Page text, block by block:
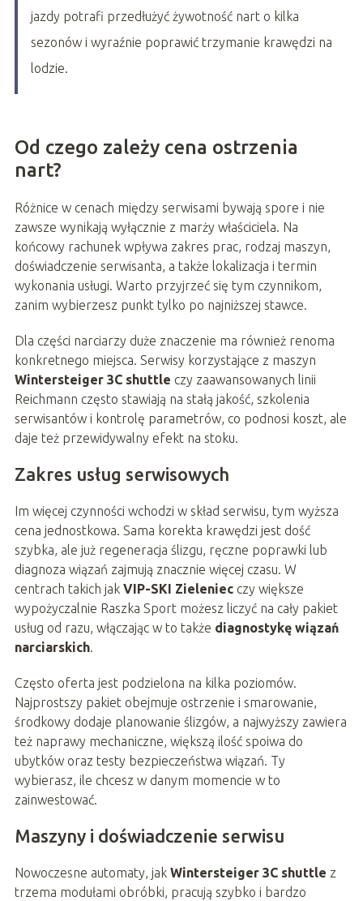
jazdy potrafi przedłużyć żywotność nart o kilka
sezonów i wyraźnie poprawić trzymanie krawędzi na
lodzie.
Od czego zależy cena ostrzenia
nart?
Różnice w cenach między serwisami bywają spore i nie
zawsze wynikają wyłącznie z marży właściciela. Na
końcowy rachunek wpływa zakres prac, rodzaj maszyn,
doświadczenie serwisanta, a także lokalizacja i termin
wykonania usługi. Warto przyjrzeć się tym czynnikom,
zanim wybierzesz punkt tylko po najniższej stawce.
Dla części narciarzy duże znaczenie ma również renoma
konkretnego miejsca. Serwisy korzystające z maszyn
Wintersteiger 3C shuttle czy zaawansowanych linii
Reichmann często stawiają na stałą jakość, szkolenia
serwisantów i kontrolę parametrów, co podnosi koszt, ale
daje też przewidywalny efekt na stoku.
Zakres usług serwisowych
Im więcej czynności wchodzi w skład serwisu, tym wyższa
cena jednostkowa. Sama korekta krawędzi jest dość
szybka, ale już regeneracja ślizgu, ręczne poprawki lub
diagnoza wiązań zajmują znacznie więcej czasu. W
centrach takich jak VIP-SKI Zieleniecczy większe
wypożyczalnie Raszka Sport możesz liczyć na cały pakiet
usług od razu, włączając w to także diagnostykę wiązań
narciarskich.
Często oferta jest podzielona na kilka poziomów.
Najprostszy pakiet obejmuje ostrzenie i smarowanie,
środkowy dodaje planowanie ślizgów, a najwyższy zawiera
też naprawy mechaniczne, większą ilość spoiwa do
ubytków oraz testy bezpieczeństwa wiązań. Ty
wybierasz, ile chcesz w danym momencie w to
zainwestować.
Maszyny i doświadczenie serwisu
Nowoczesne automaty, jak Wintersteiger 3C shuttle z
trzema modułami obróbki, pracują szybko i bardzo